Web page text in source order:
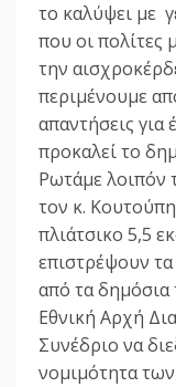
το καλύψει με
που οι πολίτες
την
περιμένουμε
απαντήσεις
προκαλεί το
Ρωτάμε λοιπόν
τον κ.
πλιάτσικο 5,5
επιστρέψουν
από τα δημόσια
Εθνική Αρχή
Συνέδριο να
νομιμότητα